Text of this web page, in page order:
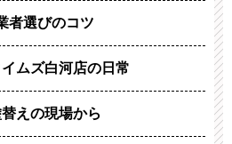
者選びのコツ
ムズ白河店の日常
えの現場から